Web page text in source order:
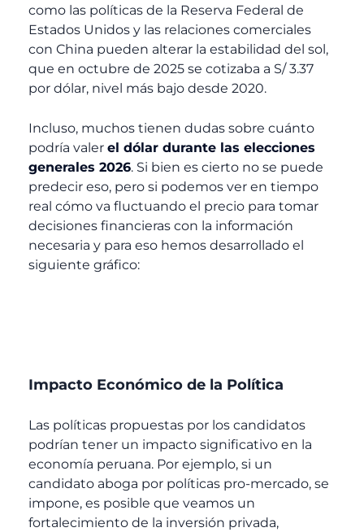
como las políticas de la Reserva Federal de
Estados Unidos y las relaciones comerciales
con China pueden alterar la estabilidad del sol,
que en octubre de 2025 se cotizaba a S/ 3.37
por dólar, nivel más bajo desde 2020.
Incluso, muchos tienen dudas sobre cuánto
podría valer el dólar durante las elecciones
generales 2026. Si bien es cierto no se puede
predecir eso, pero si podemos ver en tiempo
real cómo va fluctuando el precio para tomar
decisiones financieras con la información
necesaria y para eso hemos desarrollado el
siguiente gráfico:
Impacto Económico de la Política
Las políticas propuestas por los candidatos
podrían tener un impacto significativo en la
economía peruana. Por ejemplo, si un
candidato aboga por políticas pro-mercado, se
impone, es posible que veamos un
fortalecimiento de la inversión privada,